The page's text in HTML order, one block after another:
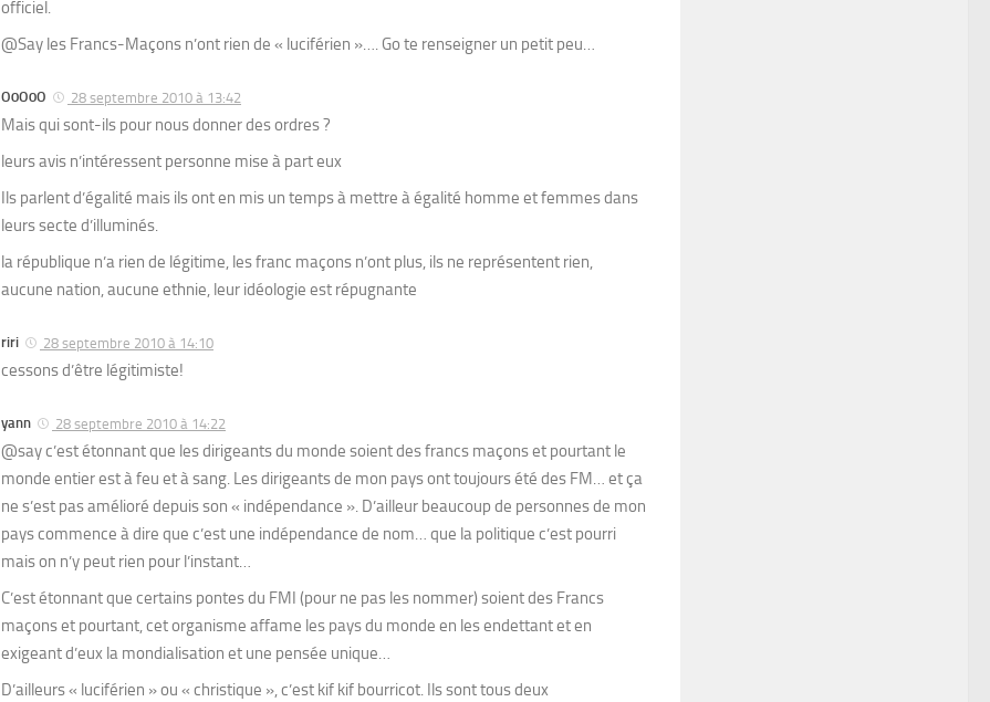
officiel.
@Say les Francs-Maçons n’ont rien de « luciférien »…. Go te renseigner un petit peu…
O0O0O 28 septembre 2010 à 13:42
Mais qui sont-ils pour nous donner des ordres ?
leurs avis n’intéressent personne mise à part eux
Ils parlent d’égalité mais ils ont en mis un temps à mettre à égalité homme et femmes dans
leurs secte d’illuminés.
la république n’a rien de légitime, les franc maçons n’ont plus, ils ne représentent rien,
aucune nation, aucune ethnie, leur idéologie est répugnante
riri 28 septembre 2010 à 14:10
cessons d’être légitimiste!
yann 28 septembre 2010 à 14:22
@say c’est étonnant que les dirigeants du monde soient des francs maçons et pourtant le
monde entier est à feu et à sang. Les dirigeants de mon pays ont toujours été des FM… et ça
ne s’est pas amélioré depuis son « indépendance ». D’ailleur beaucoup de personnes de mon
pays commence à dire que c’est une indépendance de nom… que la politique c’est pourri
mais on n’y peut rien pour l’instant…
C’est étonnant que certains pontes du FMI (pour ne pas les nommer) soient des Francs
maçons et pourtant, cet organisme affame les pays du monde en les endettant et en
exigeant d’eux la mondialisation et une pensée unique…
D’ailleurs « luciférien » ou « christique », c’est kif kif bourricot. Ils sont tous deux